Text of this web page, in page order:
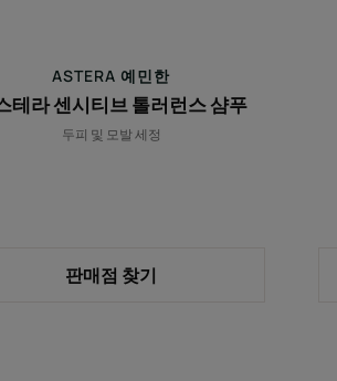
러
런
스
샴
ASTERA 예민한
테라 센시티브 톨러런스 샴푸
두피 및 모발 세정
판매점 찾기